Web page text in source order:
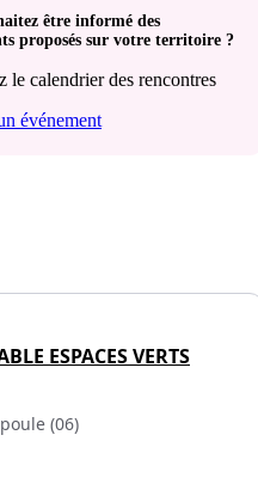
être informé des
proposés sur votre territoire ?
le calendrier des rencontres
événement
ESPACES VERTS
(06)